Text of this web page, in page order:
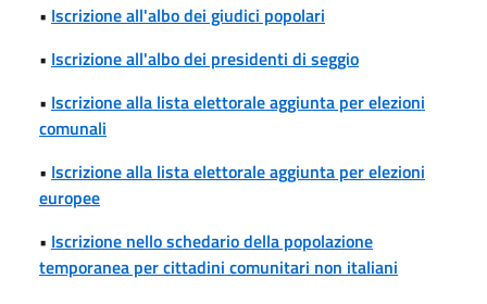
• Iscrizione all'albo dei giudici popolari
• Iscrizione all'albo dei presidenti di seggio
• Iscrizione alla lista elettorale aggiunta per elezioni
comunali
• Iscrizione alla lista elettorale aggiunta per elezioni
europee
• Iscrizione nello schedario della popolazione
temporanea per cittadini comunitari non italiani